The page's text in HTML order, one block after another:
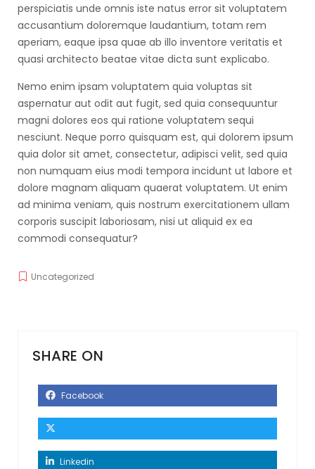
perspiciatis unde omnis iste natus error sit voluptatem
accusantium doloremque laudantium, totam rem
aperiam, eaque ipsa quae ab illo inventore veritatis et
quasi architecto beatae vitae dicta sunt explicabo.
Nemo enim ipsam voluptatem quia voluptas sit
aspernatur aut odit aut fugit, sed quia consequuntur
magni dolores eos qui ratione voluptatem sequi
nesciunt. Neque porro quisquam est, qui dolorem ipsum
quia dolor sit amet, consectetur, adipisci velit, sed quia
non numquam eius modi tempora incidunt ut labore et
dolore magnam aliquam quaerat voluptatem. Ut enim
ad minima veniam, quis nostrum exercitationem ullam
corporis suscipit laboriosam, nisi ut aliquid ex ea
commodi consequatur?
Uncategorized
SHARE ON
Facebook
Linkedin